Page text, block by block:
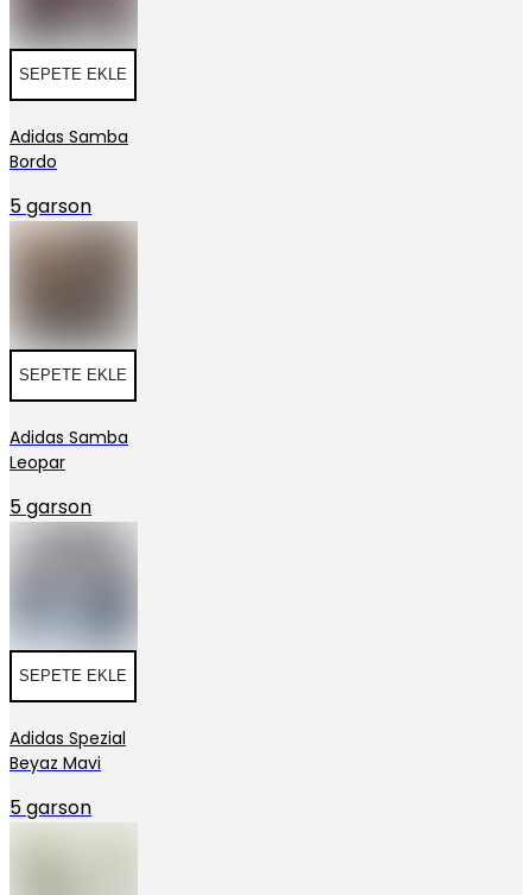
SEPETE EKLE
Adidas Samba
Bordo
5 garson
SEPETE EKLE
Adidas Samba
Leopar
5 garson
SEPETE EKLE
Adidas Spezial
Beyaz Mavi
5 garson